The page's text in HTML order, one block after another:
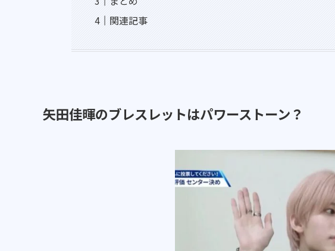
関連記事
矢田佳暉のブレスレットはパワーストーン？